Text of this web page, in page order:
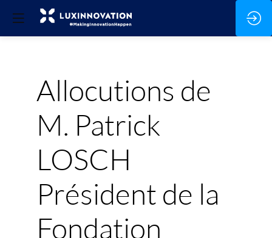
Allocutions de
M. Patrick
LOSCH
Président de la
Fondation